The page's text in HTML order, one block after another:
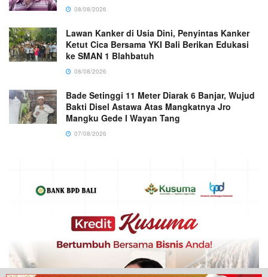
08/08/2026
Lawan Kanker di Usia Dini, Penyintas Kanker
Ketut Cica Bersama YKI Bali Berikan Edukasi
ke SMAN 1 Blahbatuh
08/08/2026
Bade Setinggi 11 Meter Diarak 6 Banjar, Wujud
Bakti Disel Astawa Atas Mangkatnya Jro
Mangku Gede I Wayan Tang
07/08/2026